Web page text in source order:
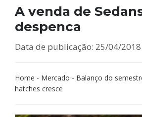
A venda de
despenca
Data de publicação: 25/04/2018
Home - Mercado - Balanço do
hatches cresce